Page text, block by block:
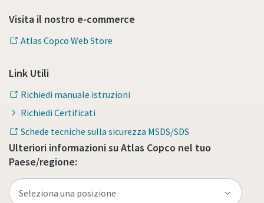
Visita il nostro e-commerce
Atlas Copco Web Store
Link Utili
Richiedi manuale istruzioni
Richiedi Certificati
Schede tecniche sulla sicurezza MSDS/SDS
Ulteriori informazioni su Atlas Copco nel tuo
Paese/regione: